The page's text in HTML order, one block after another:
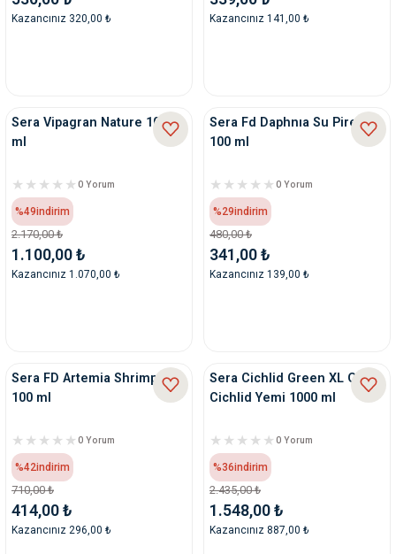
Kazancınız 320,00 ₺ Kazancınız 141,00 ₺
Sera Vipagran Nature 1000
ml
0 Yorum
%49indirim
2.170,00 ₺
1.100,00 ₺
Kazancınız 1.070,00 ₺
Sera Fd Daphnıa Su Piresi
100 ml
0 Yorum
%29indirim
480,00 ₺
341,00 ₺
Kazancınız 139,00 ₺
Sera FD Artemia Shrimps
100 ml
0 Yorum
%42indirim
710,00 ₺
414,00 ₺
Kazancınız 296,00 ₺
Sera Cichlid Green XL Otçul
Cichlid Yemi 1000 ml
0 Yorum
%36indirim
2.435,00 ₺
1.548,00 ₺
Kazancınız 887,00 ₺